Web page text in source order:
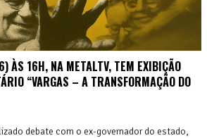
ÀS 16H, NA METALTV, TEM EXIBIÇÃO
“VARGAS – A TRANSFORMAÇÃO DO
debate com o ex-governador do estado,